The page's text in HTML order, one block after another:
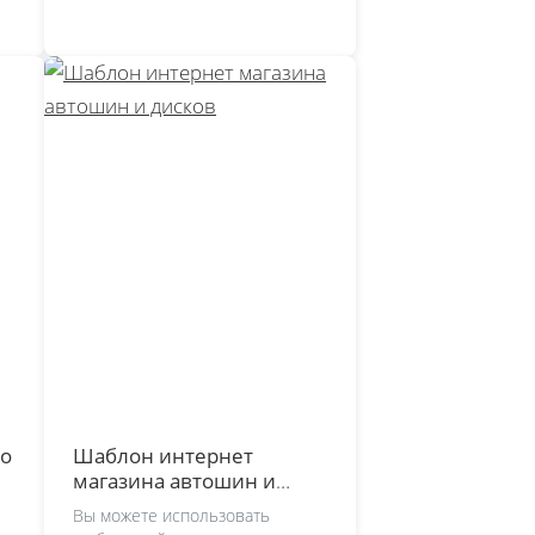
Шаблон интернет
магазина автошин и
дисков
Вы можете использовать